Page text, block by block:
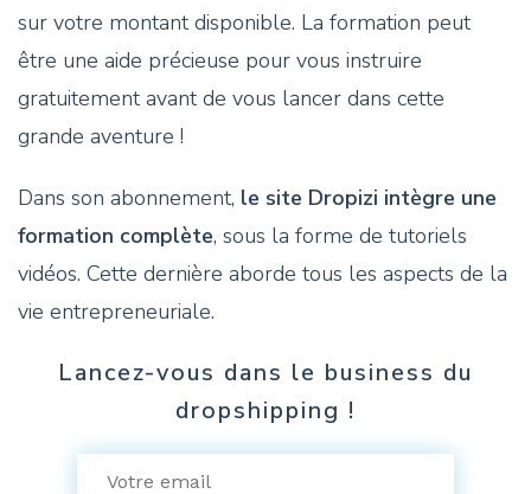
sur votre montant disponible. La formation peut
être une aide précieuse pour vous instruire
gratuitement avant de vous lancer dans cette
grande aventure !
Dans son abonnement, le site Dropizi intègre une
formation complète, sous la forme de tutoriels
vidéos. Cette dernière aborde tous les aspects de la
vie entrepreneuriale.
Lancez-vous dans le business du
dropshipping !